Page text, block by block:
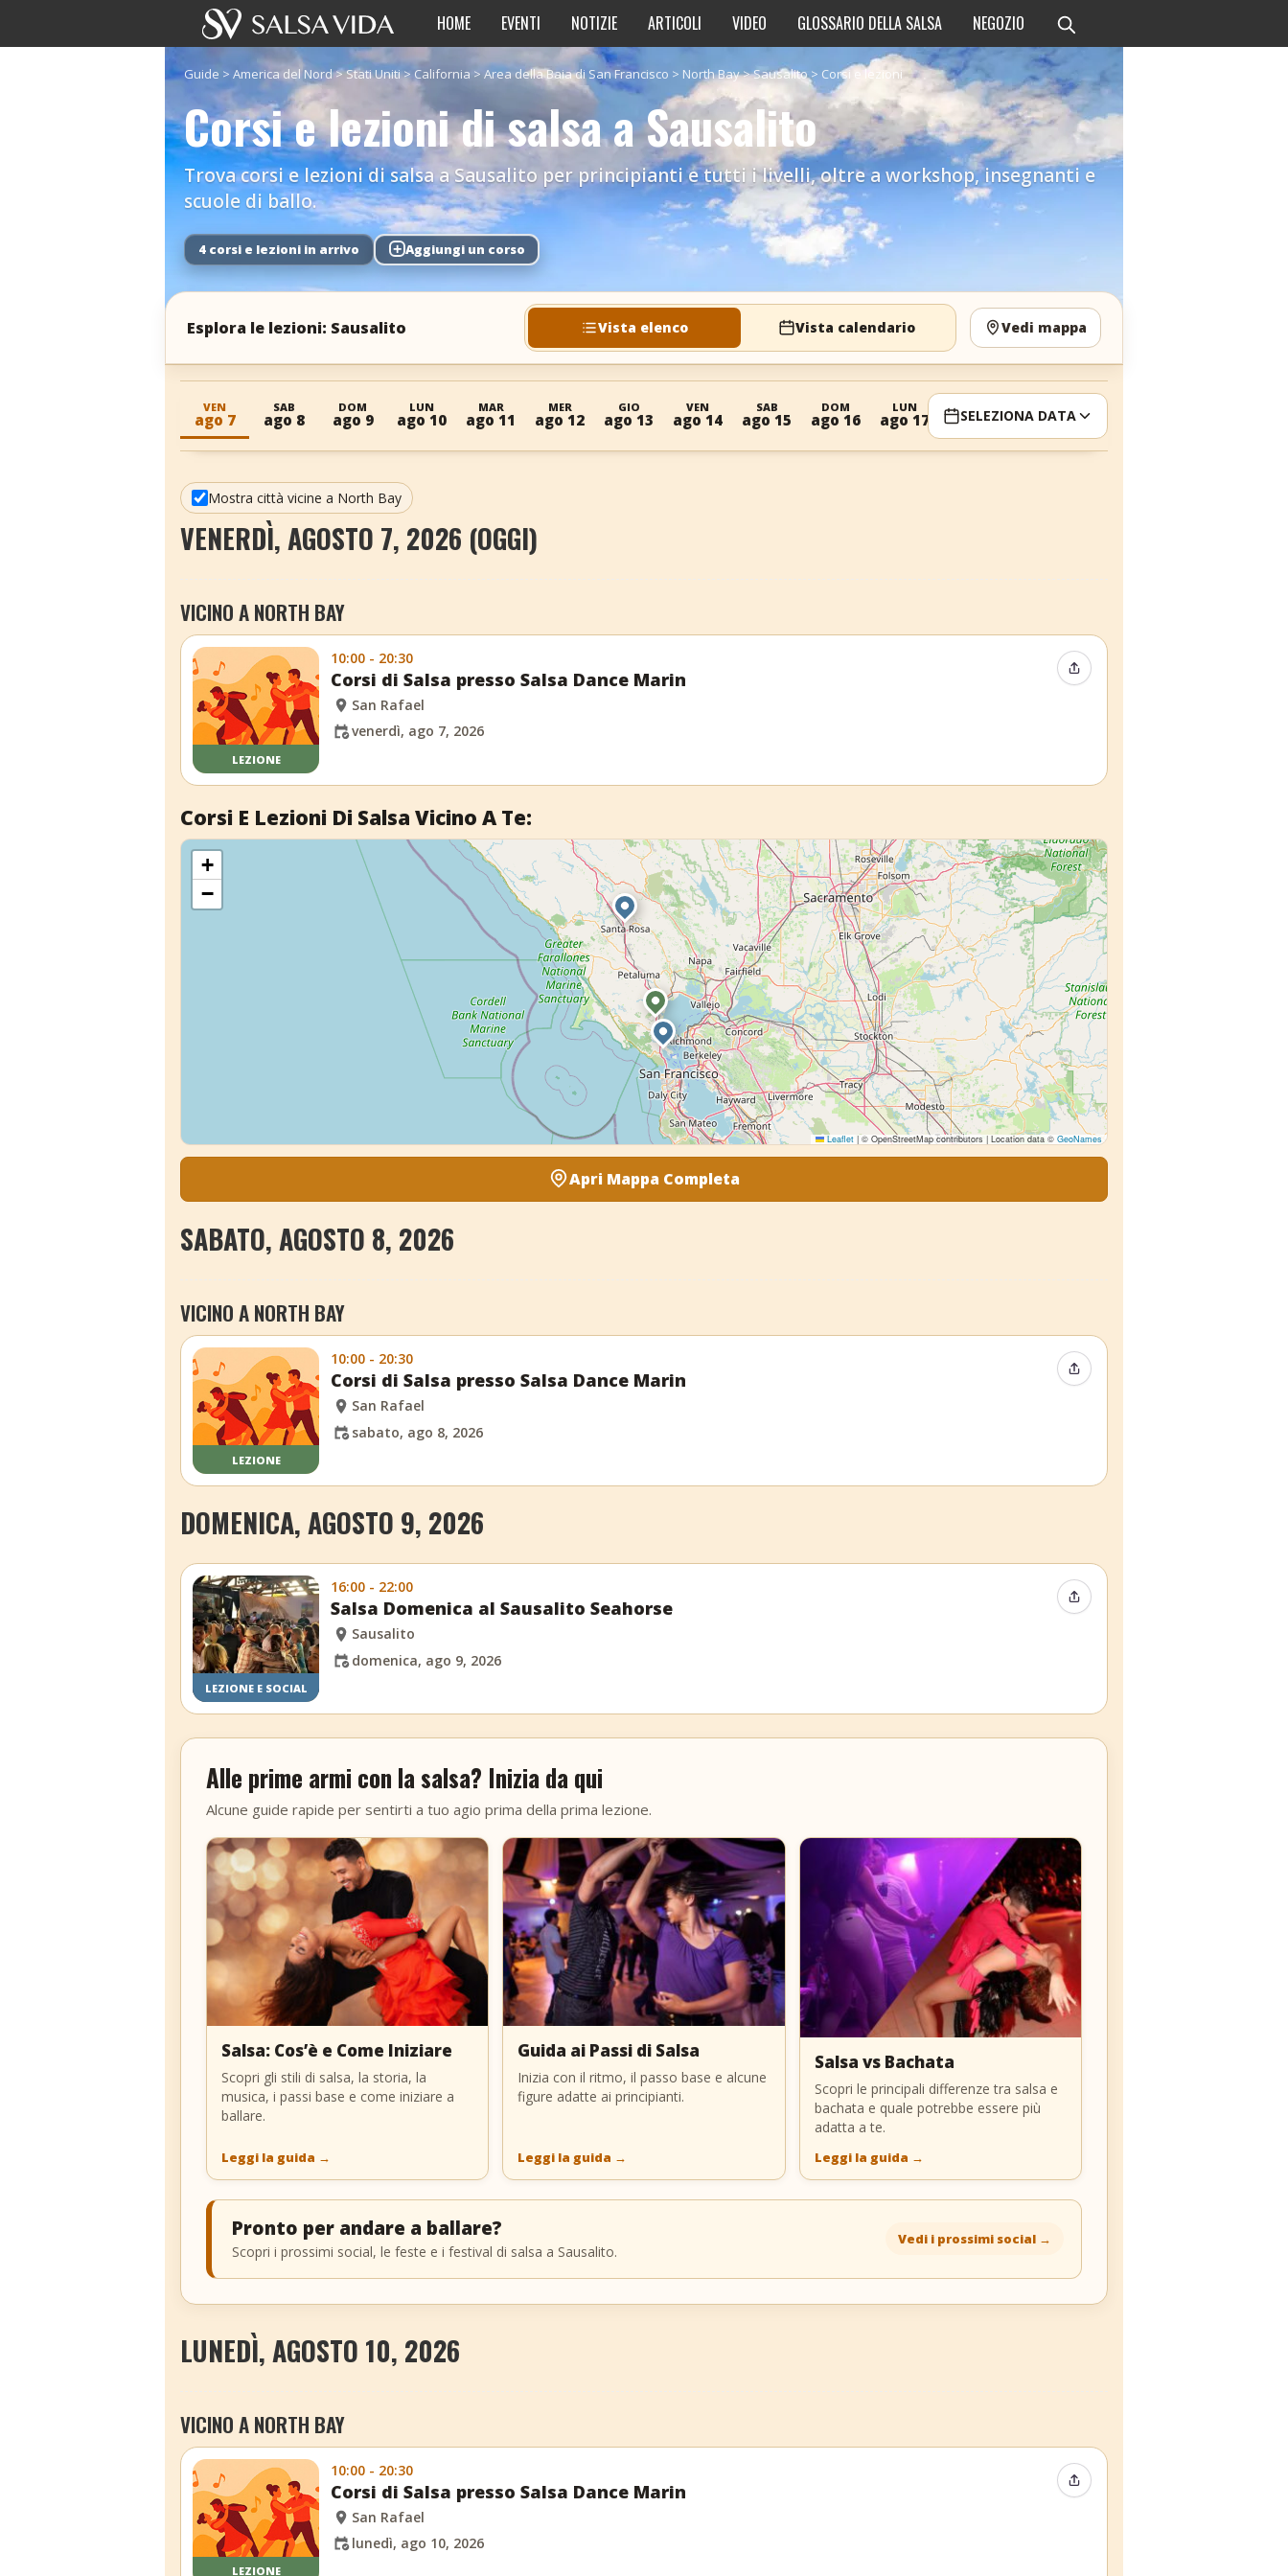
HOME EVENTI NOTIZIE ARTICOLI VIDEO GLOSSARIO DELLA SALSA NEGOZIO
Guide > America del Nord>Stati Uniti> California > Area della Baia di San Francisco > North Bay>Sausalito> Corsi e lezioni
Corsi e lezioni di salsa a Sausalito
Trova corsi e lezioni di salsa a Sausalito per principianti e tutti i livelli, oltre a workshop, insegnanti e
scuole di ballo.
4 corsi e lezioni in arrivo + Aggiungi un corso
Esplora le lezioni: Sausalito Vista elenco Vista calendario Vedi mappa
VEN
ago 7
SAB
ago 8
DOM
ago 9
LUN
ago 10
MAR
ago 11
MER
ago 12
GIO
ago 13
VEN
ago 14
SAB
ago 15
DOM
ago 16
LUN
ago 17 ago 18 ago 19
GIO
ago 20
SELEZIONA DATA
Mostra città vicine a North Bay
VENERDÌ, AGOSTO 7, 2026 (OGGI)
VICINO A NORTH BAY
LEZIONE
10:00 - 20:30
Corsi di Salsa presso Salsa Dance Marin
San Rafael
venerdì, ago 7, 2026
Condividi evento
Corsi E Lezioni Di Salsa Vicino A Te:
+
−
Leaflet |© OpenStreetMap contributors | Location data © GeoNames
Apri Mappa Completa
SABATO, AGOSTO 8, 2026
VICINO A NORTH BAY
LEZIONE
10:00 - 20:30
Corsi di Salsa presso Salsa Dance Marin
San Rafael
sabato, ago 8, 2026
Condividi evento
DOMENICA, AGOSTO 9, 2026
LEZIONE E SOCIAL
16:00 - 22:00
Salsa Domenica al Sausalito Seahorse
Sausalito
domenica, ago 9, 2026
Condividi evento
Alle prime armi con la salsa? Inizia da qui
Alcune guide rapide per sentirti a tuo agio prima della prima lezione.
Salsa: Cos’è e Come Iniziare
Scopri gli stili di salsa, la storia, la
musica, i passi base e come iniziare a
ballare.
Leggi la guida →
Guida ai Passi di Salsa
Inizia con il ritmo, il passo base e alcune
figure adatte ai principianti.
Leggi la guida →
Salsa vs Bachata
Scopri le principali differenze tra salsa e
bachata e quale potrebbe essere più
adatta a te.
Leggi la guida →
Pronto per andare a ballare?
Scopri i prossimi social, le feste e i festival di salsa a Sausalito.
Vedi i prossimi social →
LUNEDÌ, AGOSTO 10, 2026
VICINO A NORTH BAY
LEZIONE
10:00 - 20:30
Corsi di Salsa presso Salsa Dance Marin
San Rafael
lunedì, ago 10, 2026
Condividi evento